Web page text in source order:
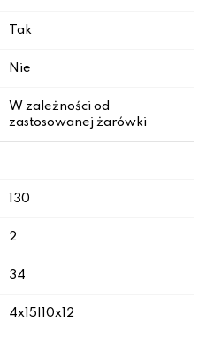
Tak
Nie
W zależności od
zastosowanej żarówki
130
2
34
4x15|10x12